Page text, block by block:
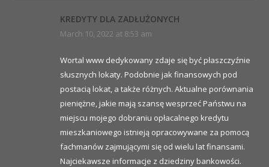
KREDYTY DLA ZADŁUŻONYCH
March 10, 2022 at 8:53 am
Wortal www dedykowany zdaje się być płaszczyźnie
słusznych lokaty. Podobnie jak finansowych pod
postacią lokat, a także różnych. Aktualne porównania
pieniężne, jakie mają szansę wesprzeć Państwu na
miejscu mojego dobraniu opłacalnego kredytu
mieszkaniowego istnieją opracowywane za pomocą
fachmanów zajmującymi się od wielu lat finansami.
Najciekawsze informacje z dziedziny bankowości.